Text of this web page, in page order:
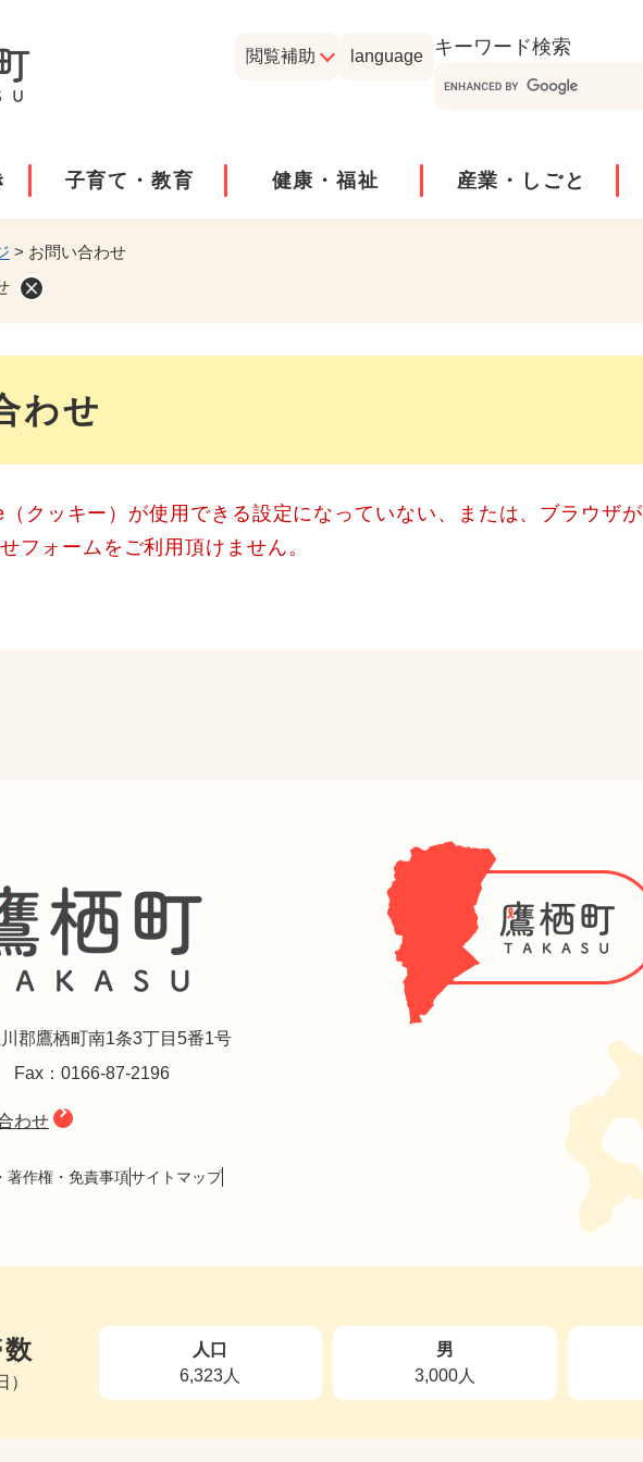
閲覧補助 language キーワード検索
子育て・教育 健康・福祉 産業・しごと
> お問い合わせ
わせ
クッキー）が使用できる設定になっていない、または、ブラウザ
フォームをご利用頂けません。
郡鷹栖町南1条3丁目5番1号
Fax：0166-87-2196
わせ
著作権・免責事項サイトマップ
）
人口
6,323人
男
3,000人